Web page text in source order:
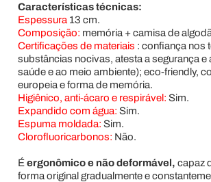
Características técnicas:
Espessura 13 cm.
Composição: memória + camisa de
Certificações de materiais : confiança nos
substâncias nocivas, atesta a segurança e
saúde e ao meio ambiente); eco-friendly,
europeia e forma de memória.
Higiênico, anti-ácaro e respirável: Sim.
Expandido com água: Sim.
Espuma moldada: Sim.
Clorofluoricarbonos: Não.
Éergonômico e não deformável, capaz
forma original gradualmente e